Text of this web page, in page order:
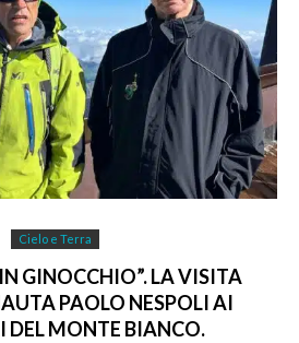
Cielo e Terra
GINOCCHIO”. LA VISITA
PAOLO NESPOLI AI
DEL MONTE BIANCO.